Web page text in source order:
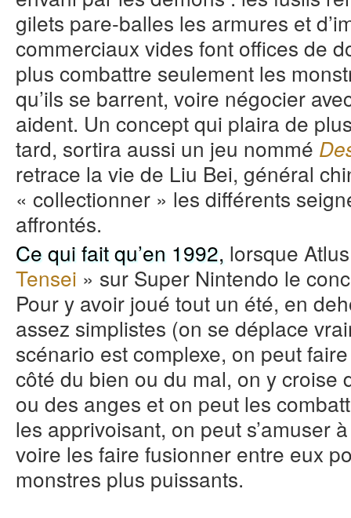
gilets pare-balles les armures et
commerciaux vides font offices de
plus combattre seulement les
qu’ils se barrent, voire négocier
aident. Un concept qui plaira de
tard, sortira aussi un jeu nommé
retrace la vie de Liu Bei, général
« collectionner » les différents
affrontés.
Ce qui fait qu’en 1992, lorsque
Tensei » sur Super Nintendo le
Pour y avoir joué tout un été, en
assez simplistes (on se déplace
scénario est complexe, on peut
côté du bien ou du mal, on y croise
ou des anges et on peut les
les apprivoisant, on peut s’amuser
voire les faire fusionner entre eux
monstres plus puissants.